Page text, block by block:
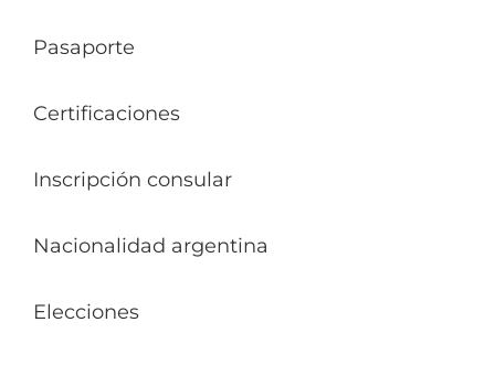
Pasaporte
Certificaciones
Inscripción consular
Nacionalidad argentina
Elecciones